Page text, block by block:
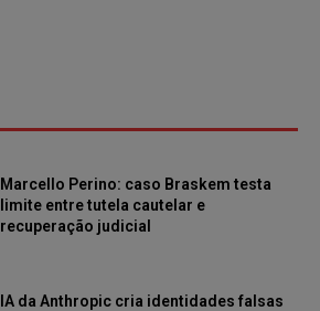
Marcello Perino: caso Braskem testa
limite entre tutela cautelar e
recuperação judicial
IA da Anthropic cria identidades falsas